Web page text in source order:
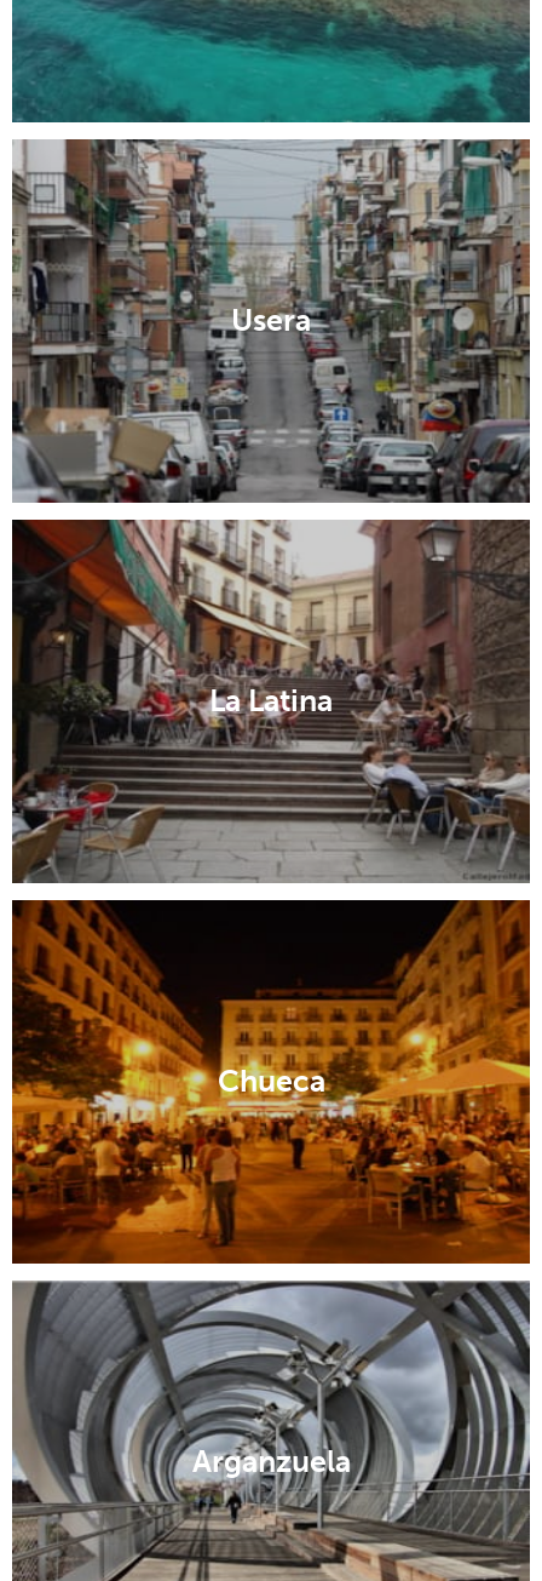
Usera
La Latina
Chueca
Arganzuela